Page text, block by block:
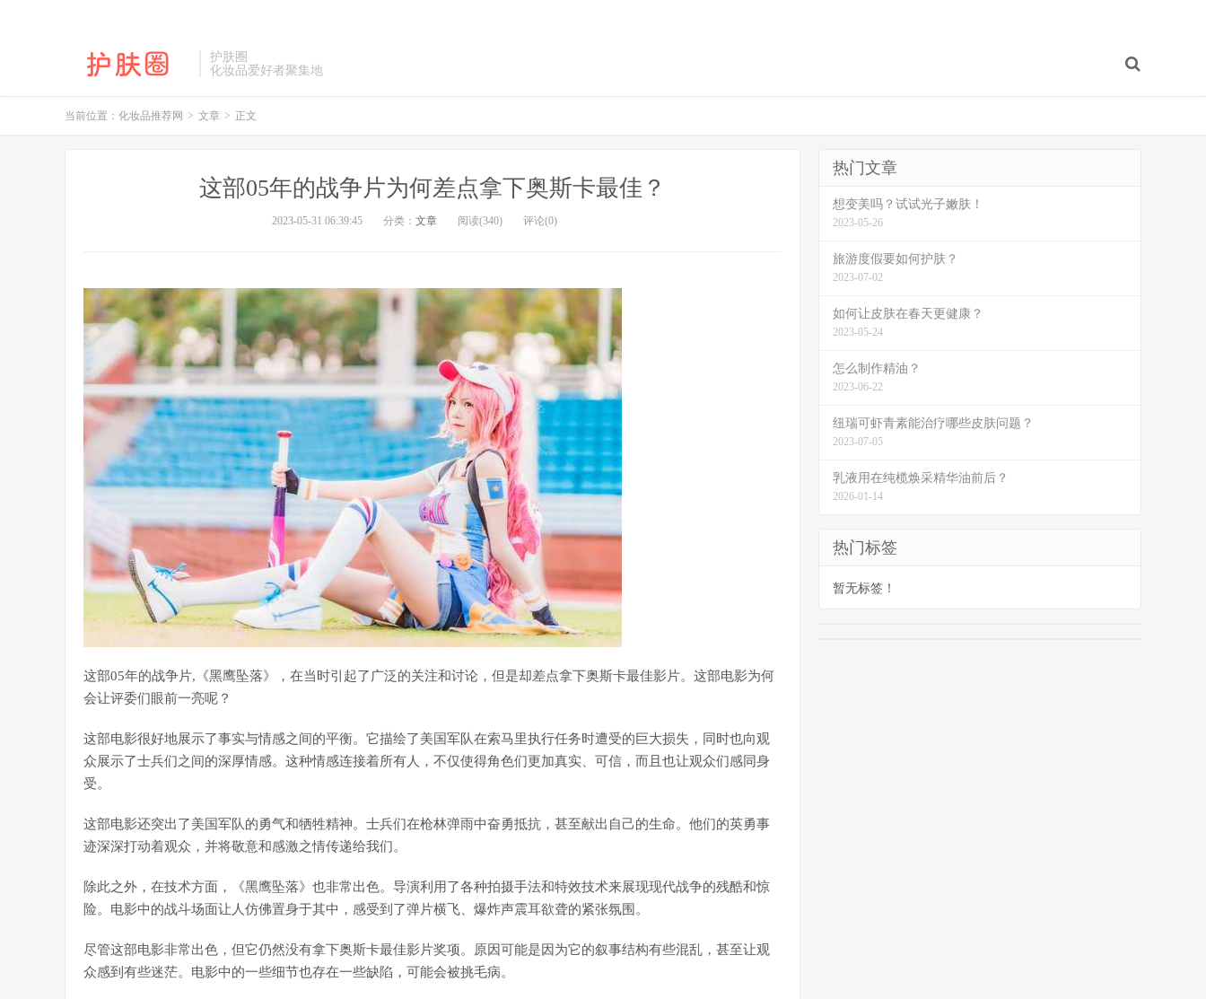
护肤圈
化妆品爱好者聚集地
当前位置： 化妆品推荐网 > 文章 > 正文
这部05年的战争片为何差点拿下奥斯卡最佳？
2023-05-31 06:39:45 分类： 文章 阅读(340) 评论(0)
这部05年的战争片,《黑鹰坠落》，在当时引起了广泛的关注和讨论，但是却差点拿下奥斯卡最佳影片。这部电影为何
会让评委们眼前一亮呢？
这部电影很好地展示了事实与情感之间的平衡。它描绘了美国军队在索马里执行任务时遭受的巨大损失，同时也向观
众展示了士兵们之间的深厚情感。这种情感连接着所有人，不仅使得角色们更加真实、可信，而且也让观众们感同身
受。
这部电影还突出了美国军队的勇气和牺牲精神。士兵们在枪林弹雨中奋勇抵抗，甚至献出自己的生命。他们的英勇事
迹深深打动着观众，并将敬意和感激之情传递给我们。
除此之外，在技术方面，《黑鹰坠落》也非常出色。导演利用了各种拍摄手法和特效技术来展现现代战争的残酷和惊
险。电影中的战斗场面让人仿佛置身于其中，感受到了弹片横飞、爆炸声震耳欲聋的紧张氛围。
尽管这部电影非常出色，但它仍然没有拿下奥斯卡最佳影片奖项。原因可能是因为它的叙事结构有些混乱，甚至让观
众感到有些迷茫。电影中的一些细节也存在一些缺陷，可能会被挑毛病。
热门文章
想变美吗？试试光子嫩肤！
2023-05-26
旅游度假要如何护肤？
2023-07-02
如何让皮肤在春天更健康？
2023-05-24
怎么制作精油？
2023-06-22
纽瑞可虾青素能治疗哪些皮肤问题？
2023-07-05
乳液用在纯榄焕采精华油前后？
2026-01-14
热门标签
暂无标签！